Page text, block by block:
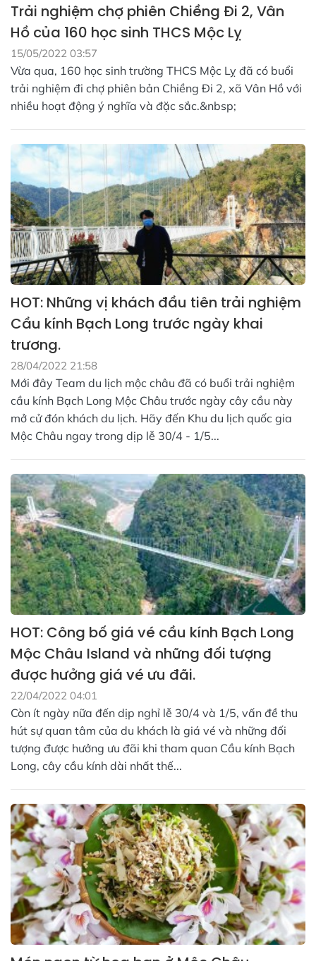
Trải nghiệm chợ phiên Chiềng Đi 2, Vân
Hồ của 160 học sinh THCS Mộc Lỵ
15/05/2022 03:57
Vừa qua, 160 học sinh trường THCS Mộc Lỵ đã có buổi
trải nghiệm đi chợ phiên bản Chiềng Đi 2, xã Vân Hồ với
nhiều hoạt động ý nghĩa và đặc sắc.&nbsp;
HOT: Những vị khách đầu tiên trải nghiệm
Cầu kính Bạch Long trước ngày khai
trương.
28/04/2022 21:58
Mới đây Team du lịch mộc châu đã có buổi trải nghiệm
cầu kính Bạch Long Mộc Châu trước ngày cây cầu này
mở cử đón khách du lịch. Hãy đến Khu du lịch quốc gia
Mộc Châu ngay trong dịp lễ 30/4 - 1/5...
HOT: Công bố giá vé cầu kính Bạch Long
Mộc Châu Island và những đối tượng
được hưởng giá vé ưu đãi.
22/04/2022 04:01
Còn ít ngày nữa đến dịp nghỉ lễ 30/4 và 1/5, vấn đề thu
hút sự quan tâm của du khách là giá vé và những đối
tượng được hưởng ưu đãi khi tham quan Cầu kính Bạch
Long, cây cầu kính dài nhất thế...